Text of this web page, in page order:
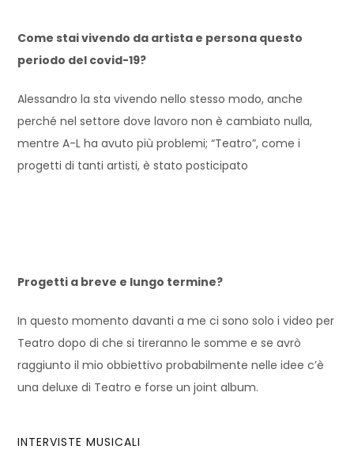
Come stai vivendo da artista e persona questo
periodo del covid-19?
Alessandro la sta vivendo nello stesso modo, anche
perché nel settore dove lavoro non è cambiato nulla,
mentre A-L ha avuto più problemi; “Teatro”, come i
progetti di tanti artisti, è stato posticipato
Progetti a breve e lungo termine?
In questo momento davanti a me ci sono solo i video per
Teatro dopo di che si tireranno le somme e se avrò
raggiunto il mio obbiettivo probabilmente nelle idee c’è
una deluxe di Teatro e forse un joint album.
INTERVISTE MUSICALI